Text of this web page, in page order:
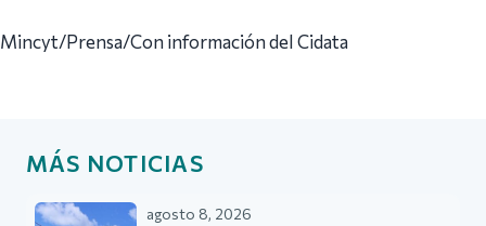
Mincyt/Prensa/Con información del Cidata
MÁS NOTICIAS
agosto 8, 2026